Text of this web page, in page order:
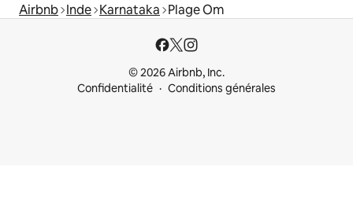
Airbnb Inde Karnataka Plage Om
© 2026 Airbnb, Inc.
Confidentialité
Conditions générales